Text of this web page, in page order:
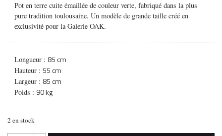
Pot en terre cuite émaillée de couleur verte, fabriqué dans la plus
pure tradition toulousaine. Un modèle de grande taille créé en
exclusivité pour la Galerie OAK.
Longueur : 85 cm
Hauteur :55 cm
Largeur : 85 cm
Poids : 90 kg
2 en stock